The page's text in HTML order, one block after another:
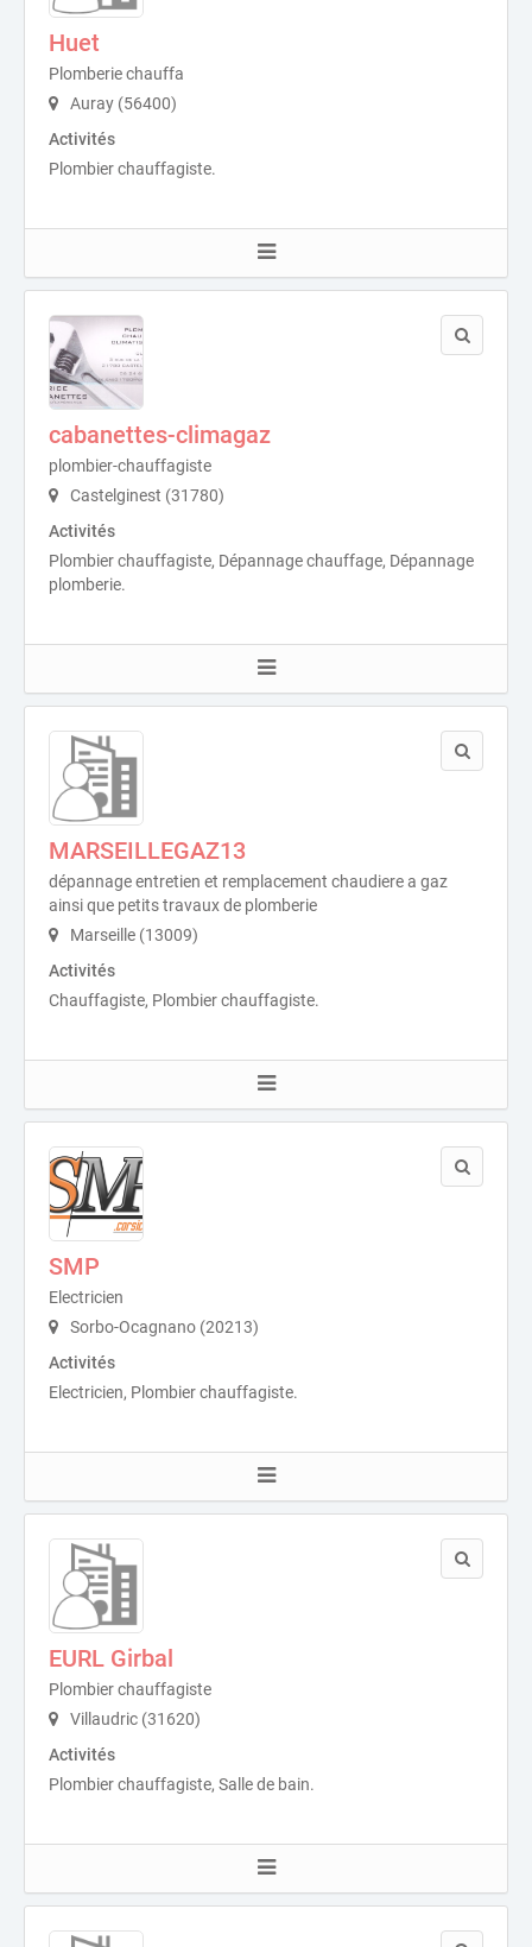
Huet
Plomberie chauffa
Auray (56400)
Activités
Plombier chauffagiste.
cabanettes-climagaz
plombier-chauffagiste
Castelginest (31780)
Activités
Plombier chauffagiste, Dépannage chauffage, Dépannage
plomberie.
MARSEILLEGAZ13
dépannage entretien et remplacement chaudiere a gaz
ainsi que petits travaux de plomberie
Marseille (13009)
Activités
Chauffagiste, Plombier chauffagiste.
SMP
Electricien
Sorbo-Ocagnano (20213)
Activités
Electricien, Plombier chauffagiste.
EURL Girbal
Plombier chauffagiste
Villaudric (31620)
Activités
Plombier chauffagiste, Salle de bain.